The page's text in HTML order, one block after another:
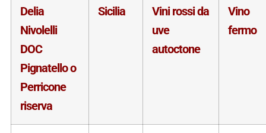
Delia
Nivolelli
DOC
Pignatello o
Perricone
riserva
Sicilia
Vini rossi da
uve
autoctone
Vino
fermo